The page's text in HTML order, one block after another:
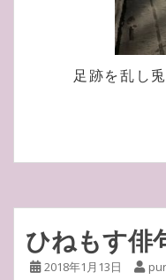
足跡を乱し
ひねもす俳
2018年1月13日